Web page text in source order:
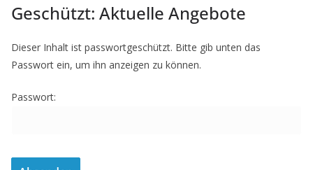
Geschützt: Aktuelle Angebote
Dieser Inhalt ist passwortgeschützt. Bitte gib unten das
Passwort ein, um ihn anzeigen zu können.
Passwort: